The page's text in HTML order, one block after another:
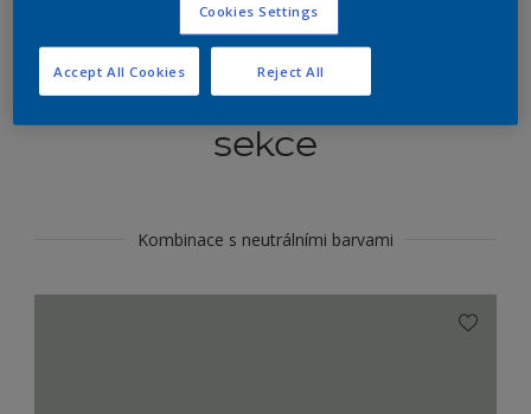
Koordinovat barevné
sekce
Kombinace s neutrálními barvami
Cookies Settings
Reject All
Accept All Cookies